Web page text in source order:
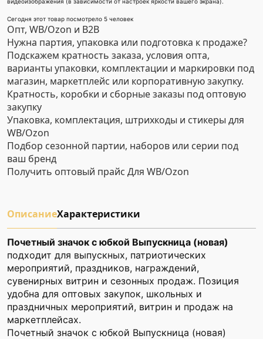
Сегодня этот товар посмотрело 5 человек
Опт, WB/Ozon и B2B
Нужна партия, упаковка или подготовка к продаже?
Подскажем кратность заказа, условия опта,
варианты упаковки, комплектации и маркировки под
магазин, маркетплейс или корпоративную закупку.
Кратность, коробки и сборные заказы под оптовую
закупку
Упаковка, комплектация, штрихкоды и стикеры для
WB/Ozon
Подбор сезонной партии, наборов или серии под
ваш бренд
Получить оптовый прайс Для WB/Ozon
ОписаниеХарактеристики
Почетный значок с юбкой Выпускница (новая)
подходит для выпускных, патриотических
мероприятий, праздников, награждений,
сувенирных витрин и сезонных продаж. Позиция
удобна для оптовых закупок, школьных и
праздничных мероприятий, витрин и продаж на
маркетплейсах.
Почетный значок с юбкой Выпускница (новая)